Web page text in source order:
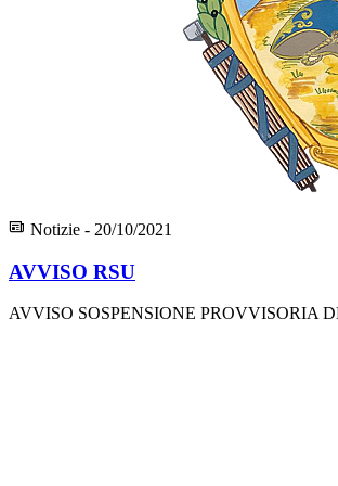
Notizie - 20/10/2021
AVVISO RSU
AVVISO SOSPENSIONE PROVVISORIA